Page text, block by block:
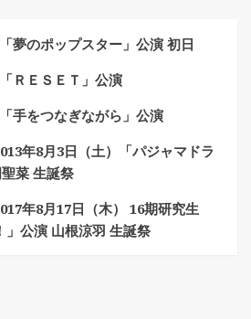
夢のポップスター」公演 初日
ＲＥＳＥＴ」公演
手をつなぎながら」公演
年8月3日（土）「パジャマドラ
菜 生誕祭
年8月17日（木） 16期研究生
」公演 山根涼羽 生誕祭